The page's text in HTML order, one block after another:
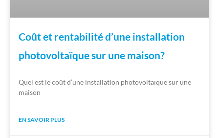
Coût et rentabilité d’une installation
photovoltaïque sur une maison?
Quel est le coût d’une installation photovoltaïque sur une
maison
EN SAVOIR PLUS